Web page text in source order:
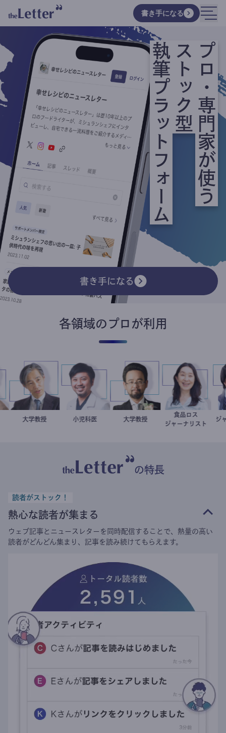
書き手になる
プロ・専門家が使う
ストック型
執筆プラットフォーム
書き手になる
各領域のプロが利用
加藤忠史
大学教授 今西洋介
小児科医 金谷一朗
大学教授 井出留美
食品ロス
ジャーナリスト
の特長
読者がストック！
熱心な読者が集まる
ウェブ記事とニュースレターを同時配信することで、熱量の高い
読者がどんどん集まり、記事を読み続けてもらえます。